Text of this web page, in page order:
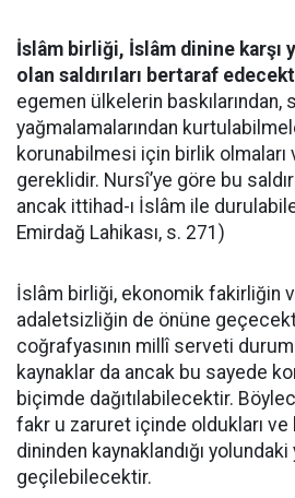
İslâm birliği, İslâm dinine karşı
olan saldırıları bertaraf
egemen ülkelerin baskılarından,
yağmalamalarından
korunabilmesi için birlik
gereklidir. Nursî’ye göre bu
ancak ittihad-ı İslâm ile
Emirdağ Lahikası, s. 271)
İslâm birliği, ekonomik fakirliğin
adaletsizliğin de önüne
coğrafyasının millî serveti
kaynaklar da ancak bu sayede
biçimde dağıtılabilecektir.
fakr u zaruret içinde oldukları ve
dininden kaynaklandığı
geçilebilecektir.